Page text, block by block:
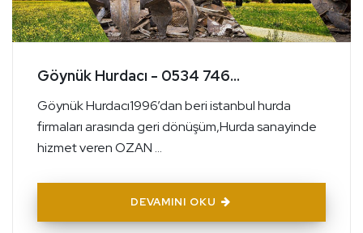
Göynük Hurdacı - 0534 746...
Göynük Hurdacı1996’dan beri istanbul hurda
firmaları arasında geri dönüşüm,Hurda sanayinde
hizmet veren OZAN ...
DEVAMINI OKU